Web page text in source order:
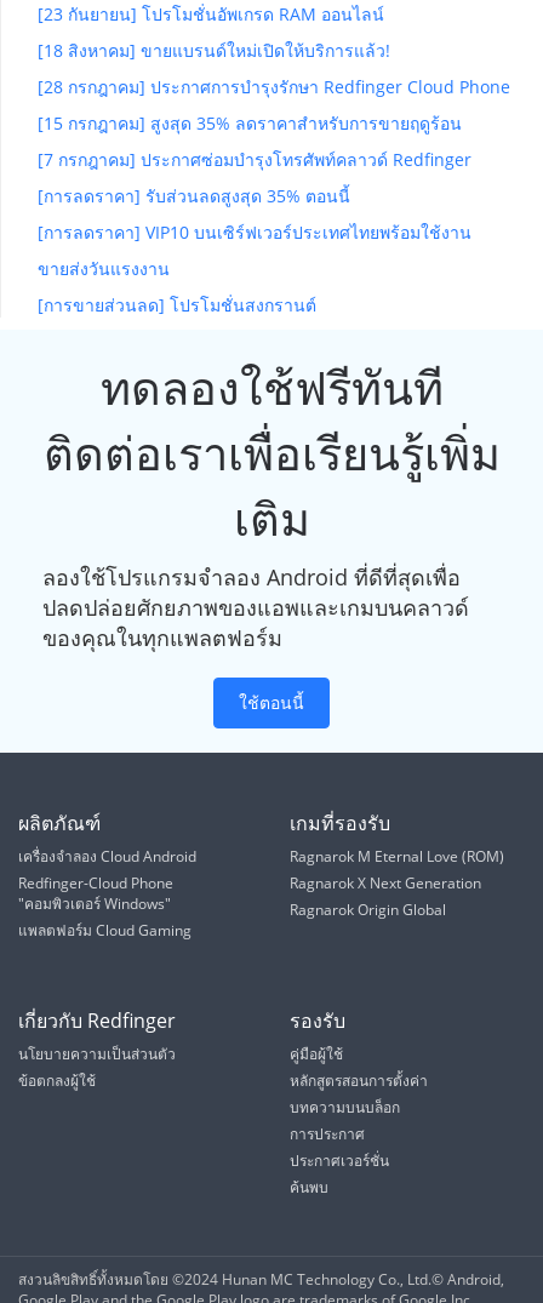
[23 กันยายน] โปรโมชั่นอัพเกรด RAM ออนไลน์
[18 สิงหาคม] ขายแบรนด์ใหม่เปิดให้บริการแล้ว!
[28 กรกฎาคม] ประกาศการบำรุงรักษา Redfinger Cloud Phone
[15 กรกฎาคม] สูงสุด 35% ลดราคาสำหรับการขายฤดูร้อน
[7 กรกฎาคม] ประกาศซ่อมบำรุงโทรศัพท์คลาวด์ Redfinger
[การลดราคา] รับส่วนลดสูงสุด 35% ตอนนี้
[การลดราคา] VIP10 บนเซิร์ฟเวอร์ประเทศไทยพร้อมใช้งาน
ขายส่งวันแรงงาน
[การขายส่วนลด] โปรโมชั่นสงกรานต์
ทดลองใช้ฟรีทันที
ติดต่อเราเพื่อเรียนรู้เพิ่ม
เติม
ลองใช้โปรแกรมจำลอง Android ที่ดีที่สุดเพื่อ
ปลดปล่อยศักยภาพของแอพและเกมบนคลาวด์
ของคุณในทุกแพลตฟอร์ม
ใช้ตอนนี้
ผลิตภัณฑ์
เครื่องจำลอง Cloud Android
Redfinger-Cloud Phone
"คอมพิวเตอร์ Windows"
แพลตฟอร์ม Cloud Gaming
เกมที่รองรับ
Ragnarok M Eternal Love (ROM)
Ragnarok X Next Generation
Ragnarok Origin Global
เกี่ยวกับ Redfinger
นโยบายความเป็นส่วนตัว
ข้อตกลงผู้ใช้
รองรับ
คู่มือผู้ใช้
หลักสูตรสอนการตั้งค่า
บทความบนบล็อก
การประกาศ
ประกาศเวอร์ชั่น
ค้นพบ
สงวนลิขสิทธิ์ทั้งหมดโดย ©2024 Hunan MC Technology Co., Ltd.©️ Android,